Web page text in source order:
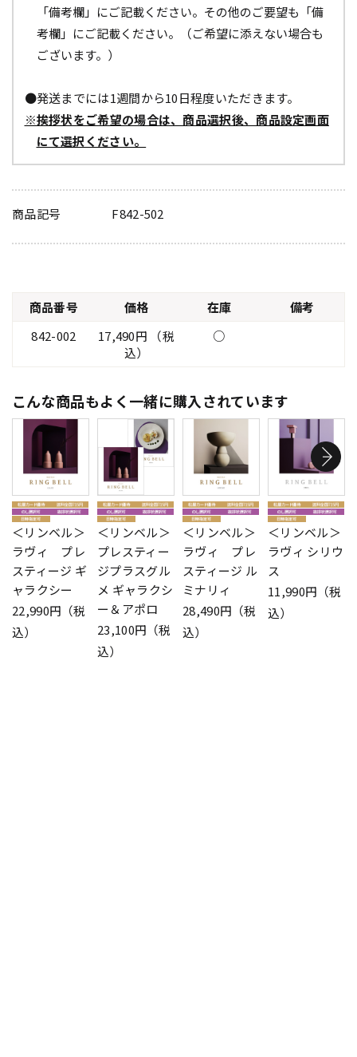
「備考欄」にご記載ください。その他のご要望も「備
考欄」にご記載ください。（ご希望に添えない場合も
ございます。）
●発送までには1週間から10日程度いただきます。
※挨拶状をご希望の場合は、商品選択後、商品設定画面
にて選択ください。
商品記号 F842-502
商品番号 価格 在庫
備考
842-002
17,490円 （税
込）
○
こんな商品もよく一緒に購入されています
＜リンベル＞
ラヴィ プレ
スティージ ギ
ャラクシー
22,990円（税
込）
＜リンベル＞
プレスティー
ジプラスグル
メ ギャラクシ
ー＆アポロ
23,100円（税
込）
＜リンベル＞
ラヴィ プレ
スティージ ル
ミナリィ
28,490円（税
込）
＜リンベル＞
ラヴィ シリウ
ス
11,990円（税
込）